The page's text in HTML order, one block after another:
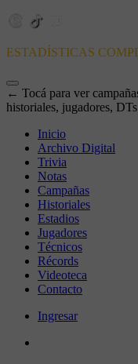
ESTADÍSTICAS
← Tocá para ver
historiales, jugadores,
Inicio
Archivo Digital
Trivia
Notas
Campañas
Historiales
Estadios
Jugadores
Técnicos
Récords
Videoteca
Contacto
Ingresar